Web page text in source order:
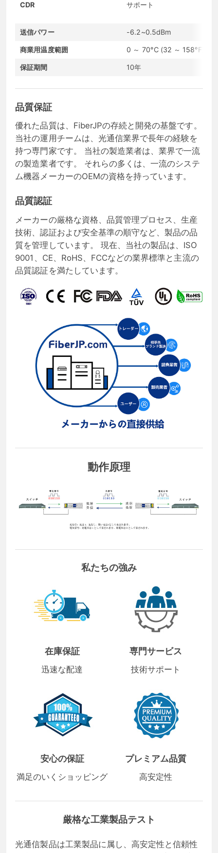
CDR サポート
送信パワー -6.2~0.5dBm
商業用温度範囲 0 ～ 70°C (32 ～ 158°F)
保証期間 10年
品質保証
優れた品質は、FiberJPの存続と開発の基盤です。
当社の運用チームは、光通信業界で長年の経験を
持つ専門家です。 当社の製造業者は、業界で一流
の製造業者です。 それらの多くは、一流のシステ
ム機器メーカーのOEMの資格を持っています。
品質認証
メーカーの厳格な資格、品質管理プロセス、生産
技術、認証および安全基準の順守など、製品の品
質を管理しています。 現在、当社の製品は、ISO
9001、CE、RoHS、FCCなどの業界標準と主流の
品質認証を満たしています。
動作原理
私たちの強み
在庫保証
迅速な配達
専門サービス
技術サポート
安心の保証
満足のいくショッピング
プレミアム品質
高安定性
厳格な工業製品テスト
光通信製品は工業製品に属し、高安定性と信頼性